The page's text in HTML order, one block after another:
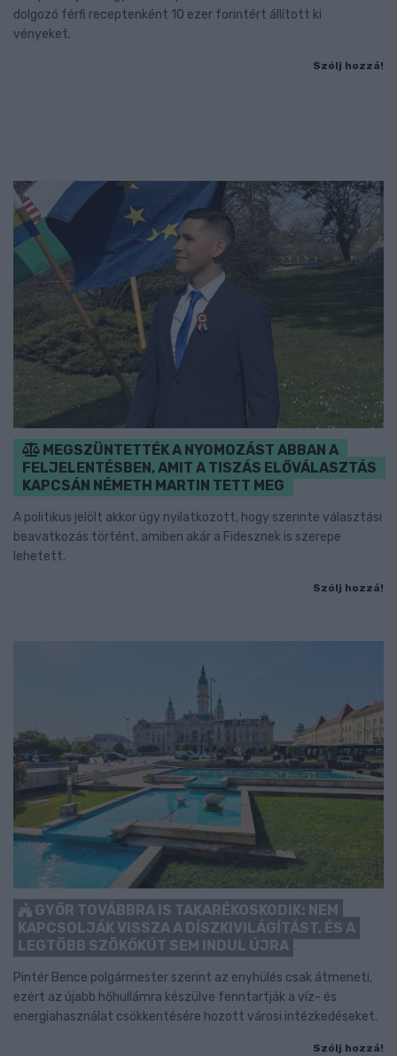
dolgozó férfi receptenként 10 ezer forintért állított ki
vényeket.
Szólj hozzá!
MEGSZÜNTETTÉK A NYOMOZÁST ABBAN A
FELJELENTÉSBEN, AMIT A TISZÁS ELŐVÁLASZTÁS
KAPCSÁN NÉMETH MARTIN TETT MEG
A politikus jelölt akkor úgy nyilatkozott, hogy szerinte választási
beavatkozás történt, amiben akár a Fidesznek is szerepe
lehetett.
Szólj hozzá!
GYŐR TOVÁBBRA IS TAKARÉKOSKODIK: NEM
KAPCSOLJÁK VISSZA A DÍSZKIVILÁGÍTÁST, ÉS A
LEGTÖBB SZÖKŐKÚT SEM INDUL ÚJRA
Pintér Bence polgármester szerint az enyhülés csak átmeneti,
ezért az újabb hőhullámra készülve fenntartják a víz- és
energiahasználat csökkentésére hozott városi intézkedéseket.
Szólj hozzá!